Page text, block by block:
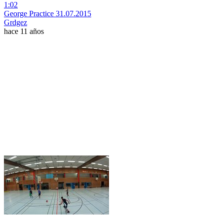
1:02
George Practice 31.07.2015
Grdgez
hace 11 años